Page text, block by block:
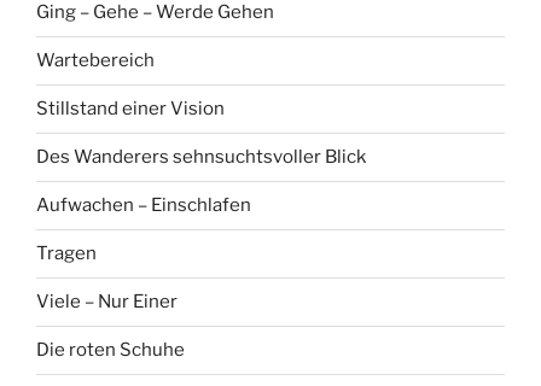
Ging – Gehe – Werde Gehen
Wartebereich
Stillstand einer Vision
Des Wanderers sehnsuchtsvoller Blick
Aufwachen – Einschlafen
Tragen
Viele – Nur Einer
Die roten Schuhe